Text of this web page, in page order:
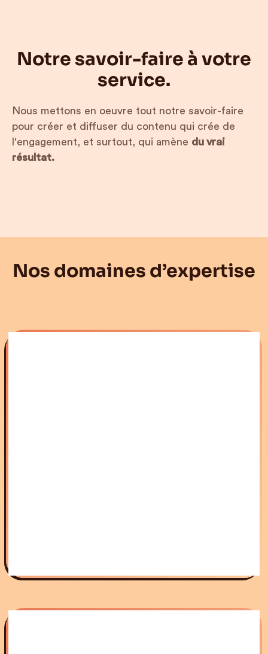
Notre savoir-faire à votre
service.
Nous mettons en oeuvre tout notre savoir-faire
pour créer et diffuser du contenu qui crée de
l'engagement, et surtout, qui amène du vrai
résultat.
Nos domaines d’expertise